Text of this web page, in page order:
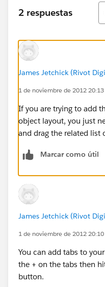
2 respuestas
James Jetchick (Rivot
1 de noviembre de 2012 20:13
If you are trying to add
object layout, you just
and drag the related list
Marcar como útil
James Jetchick (Rivot
1 de noviembre de 2012 20:10
You can add tabs to
the + on the tabs then
button.